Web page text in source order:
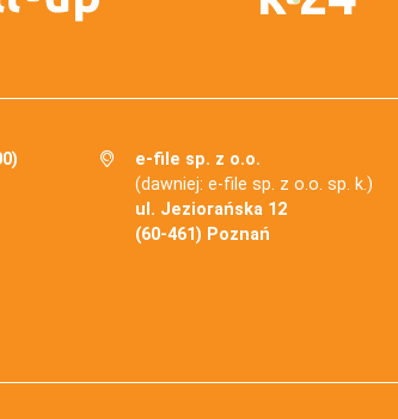
e-file sp. z o.o.
(dawniej: e-file sp. z o.o. sp. k.)
ul. Jeziorańska 12
(60-461) Poznań